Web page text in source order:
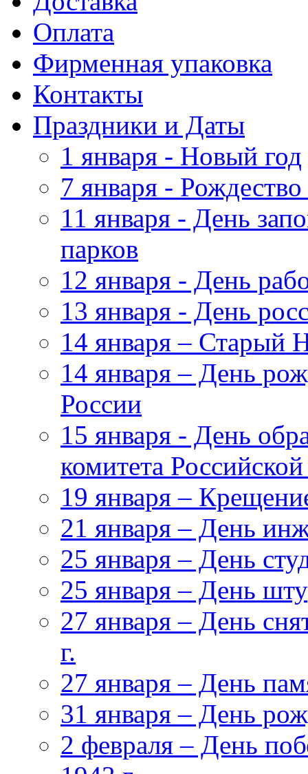
Оплата
Фирменная упаковка
Контакты
Праздники и Даты
1 января - Новый год
7 января -
11 января - День
парков
12 января - День
13 января - День
14 января – Старый
14 января – День
России
15 января - День
комитета
19 января –
21 января – День
25 января – День
25 января – День
27 января – День
г.
27 января – День
31 января – День
2 февраля – День